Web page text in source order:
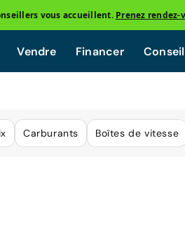
vous accueillent. Prenez rendez-
Vendre Financer
Carburants Boîtes de vitesse